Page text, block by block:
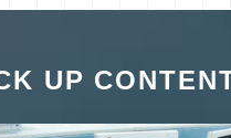
UP